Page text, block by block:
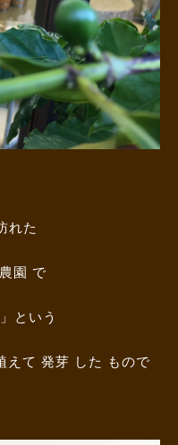
れた
園 で
という
て 発芽 した もので